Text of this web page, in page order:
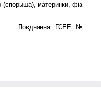
(спорыша), материнки фіа
Поєднання ГСЕЕ
№